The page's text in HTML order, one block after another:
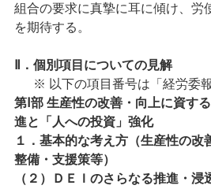
組合の要求に真摯に耳に傾け、労
を期待する。
Ⅱ．個別項目についての見解
※ 以下の項目番号は「経労委
第Ⅰ部 生産性の改善・向上に資す
進と「人への投資」強化
１．基本的な考え方（生産性の改
整備・支援策等）
（２）ＤＥＩのさらなる推進・浸